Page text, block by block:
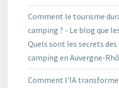
Comment le tourisme
camping ? - Le blog que
Quels sont les secrets des
camping en Auvergne-
Comment l'IA